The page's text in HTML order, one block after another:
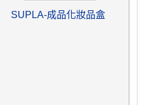
SUPLA-成品化妝品盒